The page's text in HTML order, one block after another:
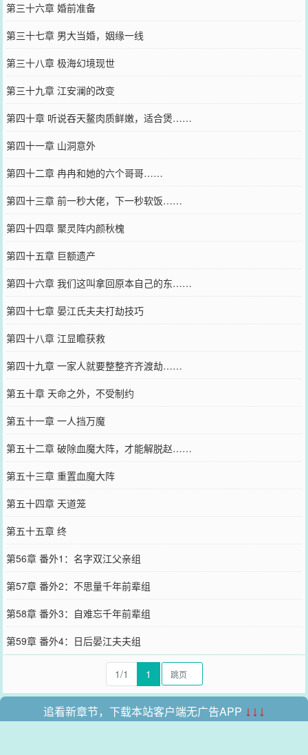
第三十六章 婚前准备
第三十七章 男大当婚，姻缘一线
第三十八章 极海幻境现世
第三十九章 江安澜的改变
第四十章 听说吞天鳌肉质鲜嫩，适合煲……
第四十一章 山洞意外
第四十二章 冉冉和她的六个哥哥……
第四十三章 前一秒大佬，下一秒软饭……
第四十四章 聚灵阵内颜秋槐
第四十五章 巨额遗产
第四十六章 我们这叫拿回原本自己的东……
第四十七章 晏江氏夫夫打劫技巧
第四十八章 江显瞻获救
第四十九章 一家人就要整整齐齐渡劫……
第五十章 天命之外，不受制约
第五十一章 一人挡万魔
第五十二章 破除血魔大阵，才能解脱赵……
第五十三章 重置血魔大阵
第五十四章 天道笼
第五十五章 终
第56章 番外1：名字双江父亲组
第57章 番外2：不思量千年前辈组
第58章 番外3：自难忘千年前辈组
第59章 番外4：日后晏江夫夫组
1/1 1
追看新章节，下载本站客户端无广告APP ↓↓↓